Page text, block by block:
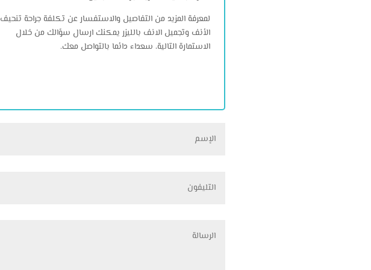
لمعرفة المزيد من التفاصيل والاستفسار عن تكلفة جراحة تنحيف
الأنف وتجميل الانف بالليزر يمكنك ارسال سؤالك من خلال
الاستمارة التالية، سعداء دائما بالتواصل معك.